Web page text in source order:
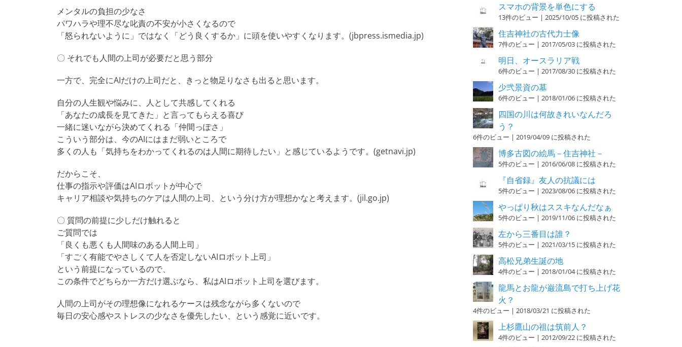
メンタルの負担の少なさ
パワハラや理不尽な叱責の不安が小さくなるので
「怒られないように」ではなく「どう良くするか」に頭を使いやすくなります。(jbpress.ismedia.jp)
〇 それでも人間の上司が必要だと思う部分
一方で、完全にAIだけの上司だと、きっと物足りなさも出ると思います。
自分の人生観や悩みに、人として共感してくれる
「あなたの成長を見てきた」と言ってもらえる喜び
一緒に迷いながら決めてくれる「仲間っぽさ」
こういう部分は、今のAIにはまだ弱いところで
多くの人も「気持ちをわかってくれるのは人間に期待したい」と感じているようです。(getnavi.jp)
だからこそ、
仕事の指示や評価はAIロボットが中心で
キャリア相談や気持ちのケアは人間の上司、という分け方が理想かなと考えます。(jil.go.jp)
〇 質問の前提に少しだけ触れると
ご質問では
「良くも悪くも人間味のある人間上司」
「すごく有能でやさしくて人を否定しないAIロボット上司」
という前提になっているので、
この条件でどちらか一方だけ選ぶなら、私はAIロボット上司を選びます。
人間の上司がその理想像になれるケースは残念ながら多くないので
毎日の安心感やストレスの少なさを優先したい、という感覚に近いです。
スマホの背景を単色にする
13件のビュー | 2025/10/05 に投稿された
住吉神社の古代力士像
7件のビュー | 2017/05/03 に投稿された
明日、オースラリア戦
6件のビュー | 2017/08/30 に投稿された
少弐景資の墓
6件のビュー | 2018/01/06 に投稿された
四国の川は何故きれいなんだろ
う？
6件のビュー | 2019/04/09 に投稿された
博多古図の絵馬－住吉神社－
5件のビュー | 2016/06/08 に投稿された
『自省録』友人の抗議には
5件のビュー | 2023/08/06 に投稿された
やっぱり秋はススキなんだなぁ
5件のビュー | 2019/11/06 に投稿された
左から三番目は誰？
5件のビュー | 2021/03/15 に投稿された
高松兄弟生誕の地
4件のビュー | 2018/01/04 に投稿された
龍馬とお龍が巌流島で打ち上げ花
火？
4件のビュー | 2018/03/21 に投稿された
上杉鷹山の祖は筑前人？
4件のビュー | 2012/09/22 に投稿された